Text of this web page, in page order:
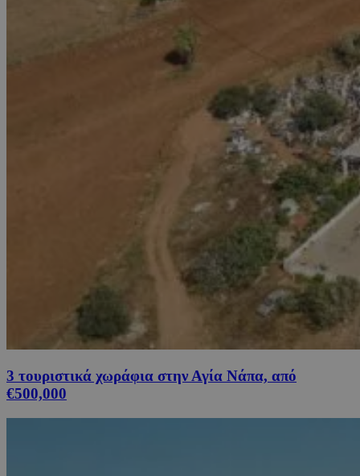
3 τουριστικά χωράφια στην Αγία Νάπα, από
€500,000